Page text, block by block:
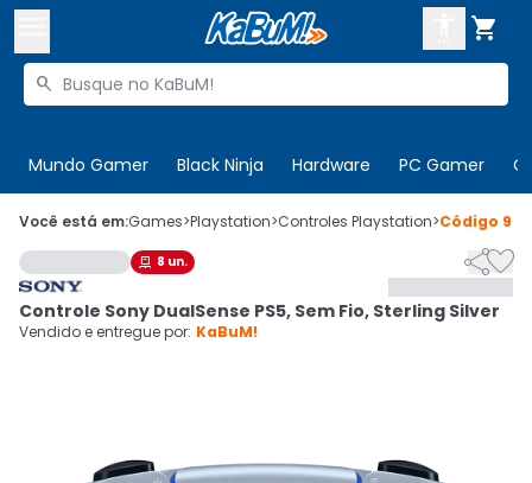

Buscar produtos

Mundo Gamer Black Ninja Hardware PC Gamer
 Olá. Acesse sua conta
 Departamentos
Cupons
CADASTRE-SE
Você está em:Games>Playstation>Controles Playstation>Código
 8 un. 
Controle Sony DualSense PS5, Sem Fio, Sterling Silver
Vendido e entregue por: KaBuM!